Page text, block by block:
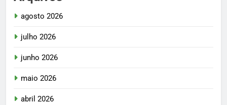
agosto 2026
julho 2026
junho 2026
maio 2026
abril 2026